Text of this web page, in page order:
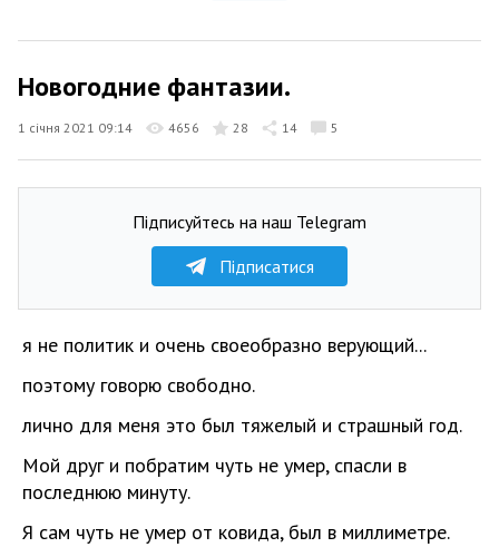
Новогодние фантазии.
1 січня 2021 09:14 4656 28 14 5
Підписуйтесь на наш Telegram
Підписатися
я не политик и очень своеобразно верующий...
поэтому говорю свободно.
лично для меня это был тяжелый и страшный год.
Мой друг и побратим чуть не умер, спасли в
последнюю минуту.
Я сам чуть не умер от ковида, был в миллиметре.